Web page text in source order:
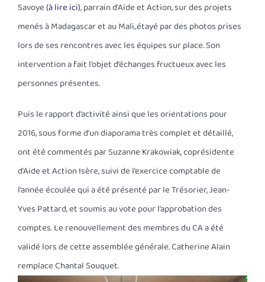
Savoye(à lire ici), parrain d’Aide et Action, sur des projets
menés à Madagascar et au Mali,.étayé par des photos prises
lors de ses rencontres avec les équipes sur place. Son
intervention a fait l’objet d’échanges fructueux avec les
personnes présentes.
Puis le rapport d’activité ainsi que les orientations pour
2016, sous forme d’un diaporama très complet et détaillé,
ont été commentés par Suzanne Krakowiak, coprésidente
d’Aide et Action Isère, suivi de l’exercice comptable de
l’année écoulée qui a été présenté par le Trésorier, Jean-
Yves Pattard, et soumis au vote pour l’approbation des
comptes. Le renouvellement des membres du CA a été
validé lors de cette assemblée générale. Catherine Alain
remplace Chantal Souquet.